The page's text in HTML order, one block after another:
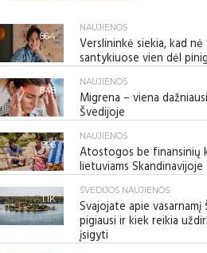
864
NAUJIENOS
Verslininkė siekia, kad
santykiuose vien dėl
848
NAUJIENOS
Migrena – viena
Švedijoje
896
NAUJIENOS
Atostogos be finansinių
lietuviams Skandinavijoje
1.1K
ŠVEDIJOS NAUJIENOS
Svajojate apie
pigiausi ir kiek reikia
įsigyti